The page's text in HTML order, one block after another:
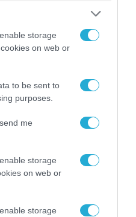
storage
on web or
to be sent to
purposes.
me
storage
on web or
storage
του Αρκά για